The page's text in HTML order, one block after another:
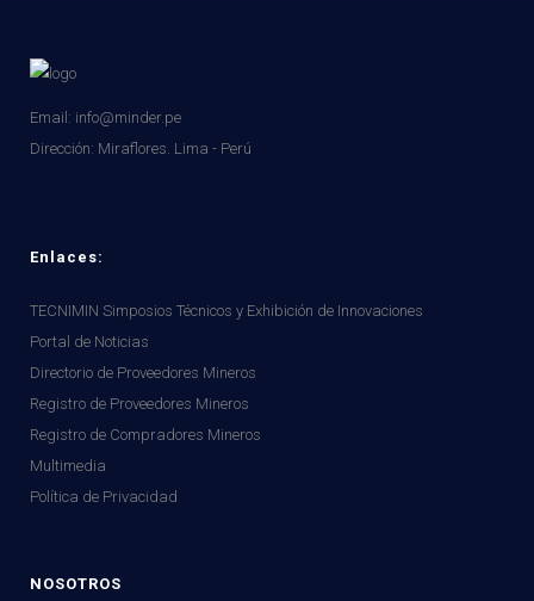
Email: info@minder.pe
Dirección: Miraflores. Lima - Perú
Enlaces:
TECNIMIN Simposios Técnicos y Exhibición de Innovaciones
Portal de Noticias
Directorio de Proveedores Mineros
Registro de Proveedores Mineros
Registro de Compradores Mineros
Multimedia
Política de Privacidad
NOSOTROS